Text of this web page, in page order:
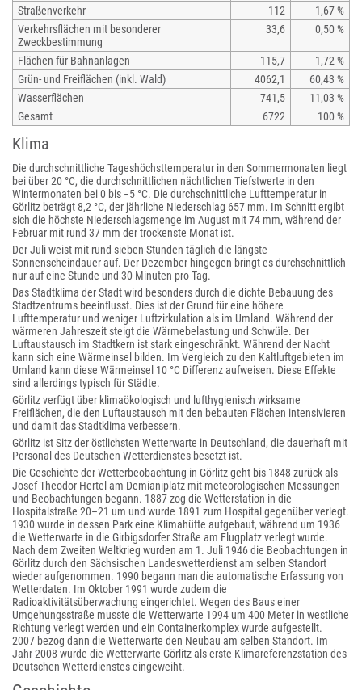
Straßenverkehr
112
1,67 %
Verkehrsflächen mit besonderer
Zweckbestimmung
33,6 0,50 %
Flächen für Bahnanlagen 115,7
1,72 %
Grün- und Freiflächen (inkl. Wald)
4062,1
60,43 %
Wasserflächen
741,5
11,03 %
Gesamt
6722 100 %
Klima
Die durchschnittliche Tageshöchsttemperatur in den Sommermonaten liegt
bei über 20 °C, die durchschnittlichen nächtlichen Tiefstwerte in den
Wintermonaten bei 0 bis −5 °C. Die durchschnittliche Lufttemperatur in
Görlitz beträgt 8,2 °C, der jährliche Niederschlag 657 mm. Im Schnitt ergibt
sich die höchste Niederschlagsmenge im August mit 74 mm, während der
Februar mit rund 37 mm der trockenste Monat ist.
Der Juli weist mit rund sieben Stunden täglich die längste
Sonnenscheindauer auf. Der Dezember hingegen bringt es durchschnittlich
nur auf eine Stunde und 30 Minuten pro Tag.
Das Stadtklima der Stadt wird besonders durch die dichte Bebauung des
Stadtzentrums beeinflusst. Dies ist der Grund für eine höhere
Lufttemperatur und weniger Luftzirkulation als im Umland. Während der
wärmeren Jahreszeit steigt die Wärmebelastung und Schwüle. Der
Luftaustausch im Stadtkern ist stark eingeschränkt. Während der Nacht
kann sich eine Wärmeinsel bilden. Im Vergleich zu den Kaltluftgebieten im
Umland kann diese Wärmeinsel 10 °C Differenz aufweisen. Diese Effekte
sind allerdings typisch für Städte.
Görlitz verfügt über klimaökologisch und lufthygienisch wirksame
Freiflächen, die den Luftaustausch mit den bebauten Flächen intensivieren
und damit das Stadtklima verbessern.
Görlitz ist Sitz der östlichsten Wetterwarte in Deutschland, die dauerhaft mit
Personal des Deutschen Wetterdienstes besetzt ist.
Die Geschichte der Wetterbeobachtung in Görlitz geht bis 1848 zurück als
Josef Theodor Hertel am Demianiplatz mit meteorologischen Messungen
und Beobachtungen begann. 1887 zog die Wetterstation in die
Hospitalstraße 20–21 um und wurde 1891 zum Hospital gegenüber verlegt.
1930 wurde in dessen Park eine Klimahütte aufgebaut, während um 1936
die Wetterwarte in die Girbigsdorfer Straße am Flugplatz verlegt wurde.
Nach dem Zweiten Weltkrieg wurden am 1. Juli 1946 die Beobachtungen in
Görlitz durch den Sächsischen Landeswetterdienst am selben Standort
wieder aufgenommen. 1990 begann man die automatische Erfassung von
Wetterdaten. Im Oktober 1991 wurde zudem die
Radioaktivitätsüberwachung eingerichtet. Wegen des Baus einer
Umgehungsstraße musste die Wetterwarte 1994 um 400 Meter in westliche
Richtung verlegt werden und ein Containerkomplex wurde aufgestellt.
2007 bezog dann die Wetterwarte den Neubau am selben Standort. Im
Jahr 2008 wurde die Wetterwarte Görlitz als erste Klimareferenzstation des
Deutschen Wetterdienstes eingeweiht.